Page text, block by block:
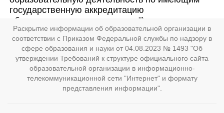
государственную аккредитацию
образовательным программам")
Выписка из ГИС «Реестр организаций, осуществляющих
образовательную деятельность по имеющим
государственную аккредитацию образовательных программ
Реестровая выписка о наличии государственной
аккредитации
Реестровая выписка о наличии государственной
Раскрытие информации об образовательной организации в
соответствии с Приказом Федеральной службы по надзору в
сфере образования и науки от 04.08.2023 № 1493 "Об
утверждении Требований к структуре официального сайта
образовательной организации в информационно-
телекоммуникационной сети "Интернет" и формату
представления информации".